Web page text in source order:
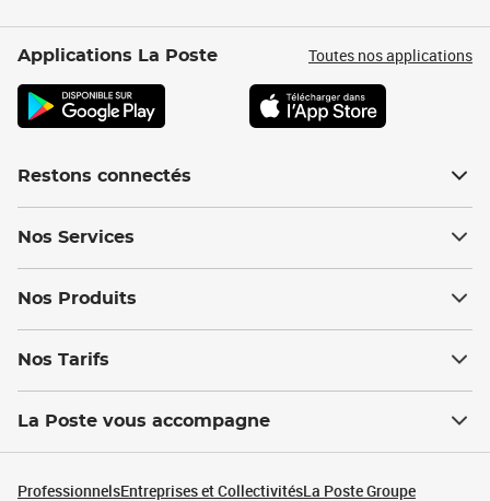
Applications La Poste Toutes nos applications
Restons connectés
Nos Services
Nos Produits
Nos Tarifs
La Poste vous accompagne
ProfessionnelsEntreprises et CollectivitésLa Poste Groupe